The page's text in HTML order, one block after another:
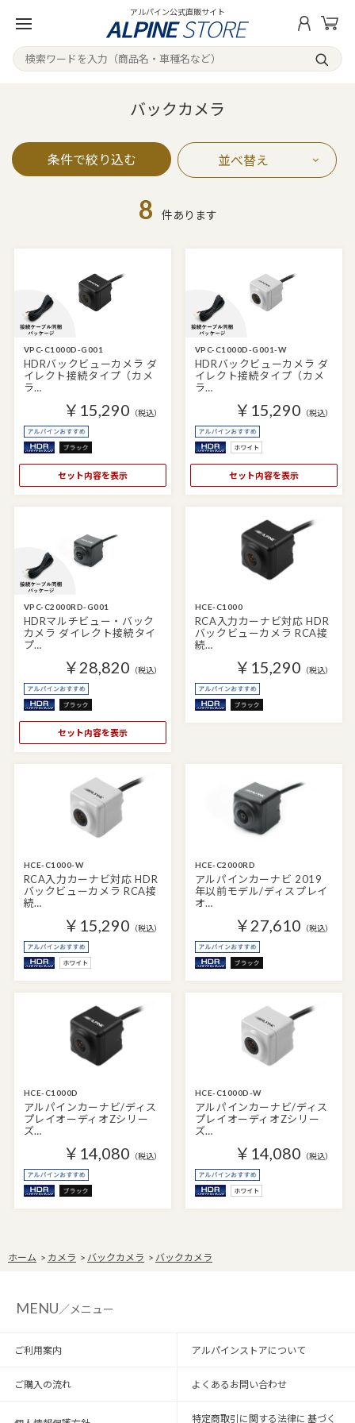
アルパイン公式直販サイト
バックカメラ
条件で絞り込む 並べ替え
8 件あります
VPC-C1000D-G001
HDRバックビューカメラ ダ
イレクト接続タイプ（カメ
ラ…
￥15,290 （税込）
セット内容を表示
VPC-C1000D-G001-W
HDRバックビューカメラ ダ
イレクト接続タイプ（カメ
ラ…
￥15,290 （税込）
セット内容を表示
VPC-C2000RD-G001
HDRマルチビュー・バック
カメラ ダイレクト接続タイ
プ…
￥28,820 （税込）
セット内容を表示
HCE-C1000
RCA入力カーナビ対応 HDR
バックビューカメラ RCA接
続…
￥15,290 （税込）
HCE-C1000-W
RCA入力カーナビ対応 HDR
バックビューカメラ RCA接
続…
￥15,290 （税込）
HCE-C2000RD
アルパインカーナビ 2019
年以前モデル/ディスプレイ
オ…
￥27,610 （税込）
HCE-C1000D
アルパインカーナビ/ディス
プレイオーディオZシリー
ズ…
￥14,080 （税込）
HCE-C1000D-W
アルパインカーナビ/ディス
プレイオーディオZシリー
ズ…
￥14,080 （税込）
ホーム > カメラ > バックカメラ > バックカメラ
MENU／メニュー
ご利用案内 アルパインストアについて
ご購入の流れ よくあるお問い合わせ
特定商取引に関する法律に 基づく